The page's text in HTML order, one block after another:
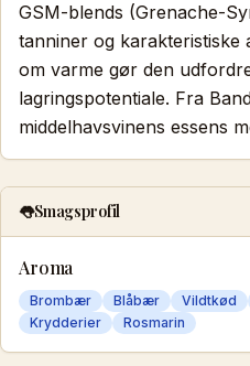
GSM-blends (Grenache-
tanniner og
om varme gør den
lagringspotentiale. Fra
middelhavsvinens essens
👅Smagsprofil
Aroma
Brombær Blåbær Vildtkød
Krydderier
Rosmarin